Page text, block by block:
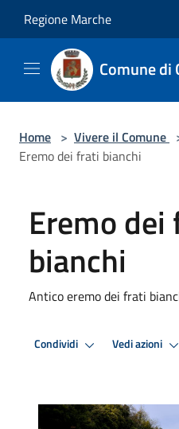
Regione Marche
Comune di
Home > Vivere il Comune
Eremo dei frati bianchi
Eremo
bianchi
Antico eremo dei frati
Condividi Vedi azioni